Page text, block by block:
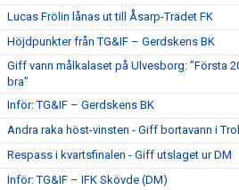
Lucas Frölin lånas ut till Åsarp-Trädet FK
Höjdpunkter från TG&IF – Gerdskens BK
Giff vann målkalaset på Ulvesborg: ”Första
bra”
Inför: TG&IF – Gerdskens BK
Andra raka höst-vinsten - Giff bortavann i
Respass i kvartsfinalen - Giff utslaget ur DM
Inför: TG&IF – IFK Skövde (DM)